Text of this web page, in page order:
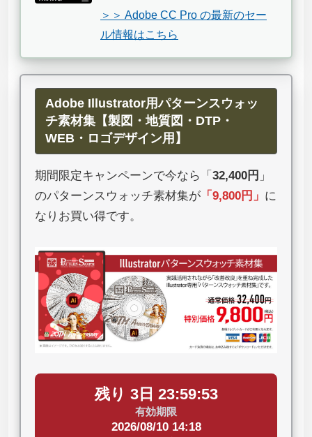
＞＞ Adobe CC Pro の最新のセー
ル情報はこちら
Adobe Illustrator用パターンスウォッ
チ素材集【製図・地質図・DTP・
WEB・ロゴデザイン用】
期間限定キャンペーンで今なら「 32,400円 」
のパターンスウォッチ素材集が 「 9,800円 」 に
なりお買い得です。
残り 3日 23:59:52
有効期限
2026/08/10 14:18